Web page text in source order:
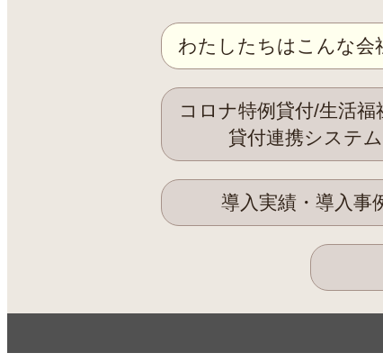
わたしたちはこんな会
コロナ特例貸付/生活福
貸付連携システム
導入実績・導入事